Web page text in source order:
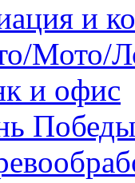
и
Мото/
и офис
Победы